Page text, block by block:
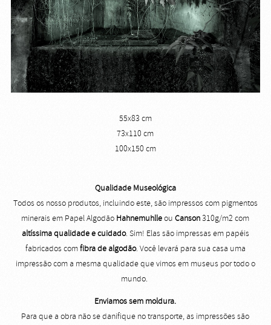
55x83 cm
73x110 cm
100x150 cm
Qualidade Museológica
Todos os nosso produtos, incluindo este, são impressos com pigmentos
minerais em Papel Algodão HahnemuhlleouCanson310g/m2 com
altíssima qualidade e cuidado. Sim! Elas são impressas em papéis
fabricados comfibra de algodão. Você levará para sua casa uma
impressão com a mesma qualidade que vimos em museus por todo o
mundo.
Enviamos sem moldura.
Para que a obra não se danifique no transporte, as impressões são